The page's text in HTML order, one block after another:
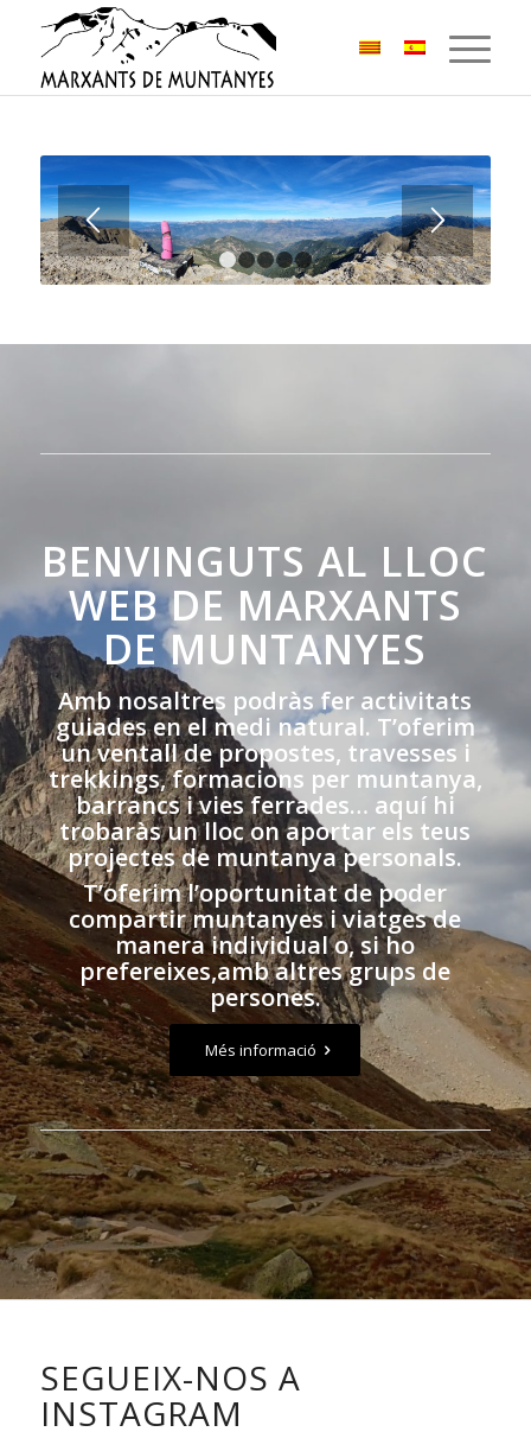
1 2 3 4 5
BENVINGUTS AL LLOC
WEB DE MARXANTS
DE MUNTANYES
Amb nosaltres podràs fer activitats
guiades en el medi natural. T’oferim
un ventall de propostes, travesses i
trekkings, formacions per muntanya,
barrancs i vies ferrades… aquí hi
trobaràs un lloc on aportar els teus
projectes de muntanya personals.
T’oferim l’oportunitat de poder
compartir muntanyes i viatges de
manera individual o, si ho
prefereixes,amb altres grups de
persones.
Més informació
SEGUEIX-NOS A
INSTAGRAM